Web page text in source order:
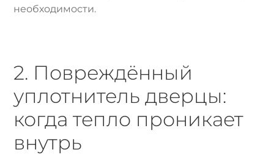
необходимости.
2. Повреждённый
уплотнитель дверцы:
когда тепло проникает
внутрь